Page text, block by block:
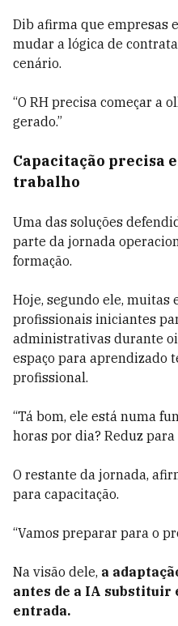
Dib afirma que empresas
mudar a lógica de
cenário.
“O RH precisa começar a
gerado.”
Capacitação precisa
trabalho
Uma das soluções
parte da jornada
formação.
Hoje, segundo ele,
profissionais iniciantes
administrativas durante
espaço para aprendizado
profissional.
“Tá bom, ele está numa
horas por dia? Reduz para
O restante da jornada,
para capacitação.
“Vamos preparar para o
Na visão dele, a
antes de a IA substituir
entrada.